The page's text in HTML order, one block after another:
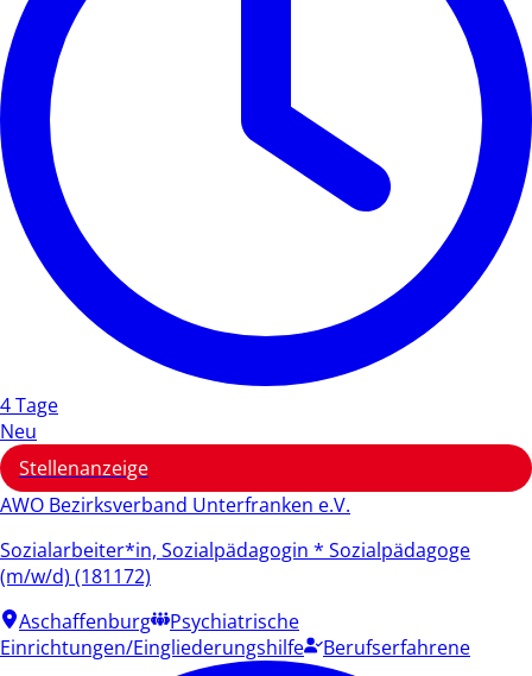
4 Tage
Neu
Stellenanzeige
AWO Bezirksverband Unterfranken e.V.
Sozialarbeiter*in, Sozialpädagogin * Sozialpädagoge
(m/w/d) (181172)
Aschaffenburg
Psychiatrische
Einrichtungen/Eingliederungshilfe
Berufserfahrene